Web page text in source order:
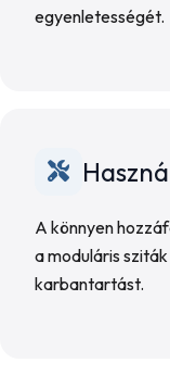
egyenletességét.
A könnyen
a moduláris
karbantartást.